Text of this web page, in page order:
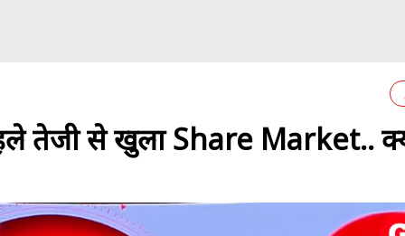
तेजी से खुला Share Market..